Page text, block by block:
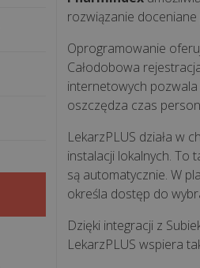
rozwiązanie
Oprogramowanie
Całodobowa
internetowych pozwala
oszczędza czas
LekarzPLUS działa w
instalacji lokalnych. To
są automatycznie. W
określa dostęp do
Dzięki integracji z
LekarzPLUS wspiera